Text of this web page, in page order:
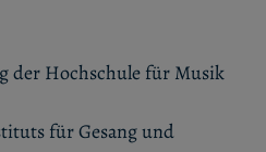
der Hochschule für Musik
für Gesang und